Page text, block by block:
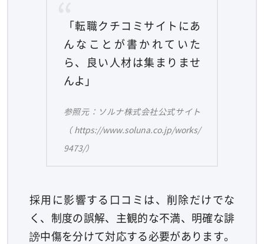
「転職クチコミサイトにあ
んなことが書かれていた
ら、良い人材は集まりませ
んよ」
参照元：ソルナ株式会社公式サイト
（https://www.soluna.co.jp/works/
9473/）
採用に影響する口コミは、削除だけでな
く、制度の誤解、主観的な不満、明確な誹
謗中傷を分けて対応する必要があります。